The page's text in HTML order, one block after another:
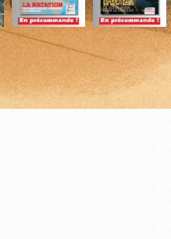
le compte